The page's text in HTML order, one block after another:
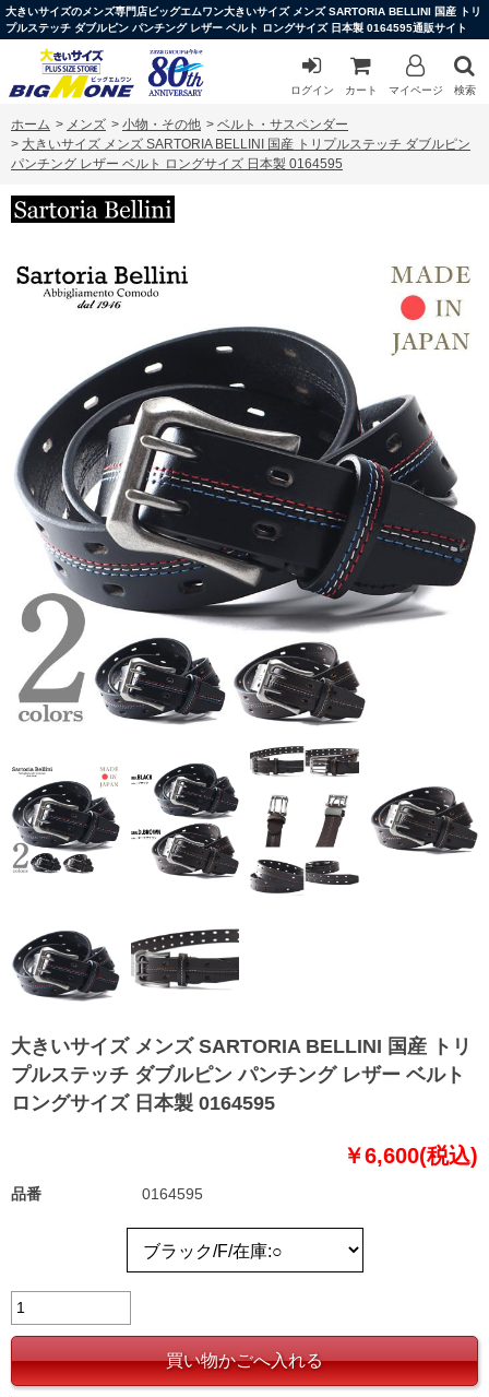
大きいサイズのメンズ専門店ビッグエムワン大きいサイズ メンズ SARTORIA BELLINI 国産 トリ
プルステッチ ダブルピン パンチング レザー ベルト ロングサイズ 日本製 0164595通販サイト
ログイン カート マイページ 検索
ホーム > メンズ > 小物・その他 > ベルト・サスペンダー
> 大きいサイズ メンズ SARTORIA BELLINI 国産 トリプルステッチ ダブルピン
パンチング レザー ベルト ロングサイズ 日本製 0164595
大きいサイズ メンズ SARTORIA BELLINI 国産 トリ
プルステッチ ダブルピン パンチング レザー ベルト
ロングサイズ 日本製 0164595
￥6,600(税込)
品番 0164595